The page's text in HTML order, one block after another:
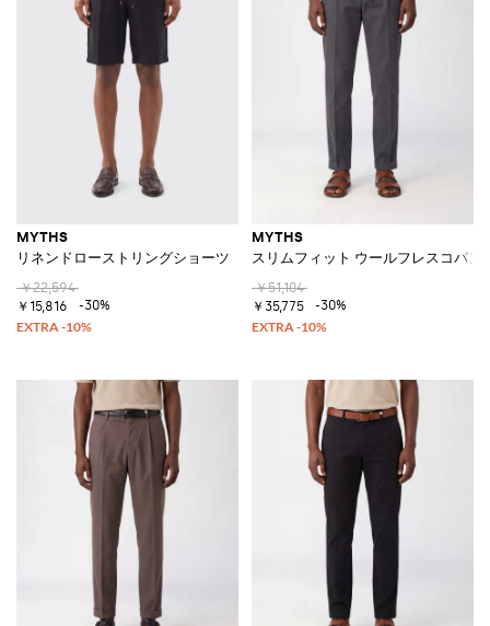
MYTHS
リネンドローストリングショーツ
￥22,594
￥15,816
-30%
MYTHS
スリムフィット ウールフレスコパン
￥51,104
￥35,775
-30%